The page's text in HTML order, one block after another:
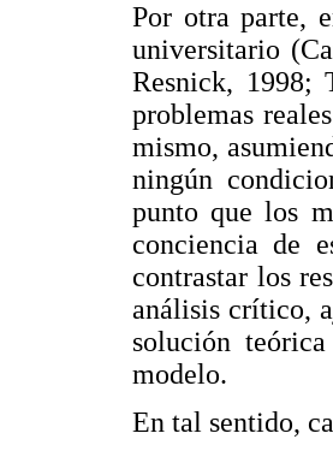
Por otra parte,
universitario
Resnick, 1998;
problemas
mismo,
ningún
punto que los
conciencia de
contrastar los
análisis crítico,
solución
modelo.
En tal sentido,